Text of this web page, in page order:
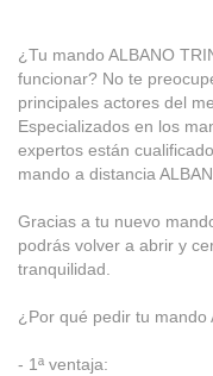
¿Tu mando ALBANO
funcionar? No te
principales actores del
Especializados en los
expertos están
mando a distancia
Gracias a tu nuevo
podrás volver a abrir y
tranquilidad.
¿Por qué pedir tu mando
- 1ª ventaja: